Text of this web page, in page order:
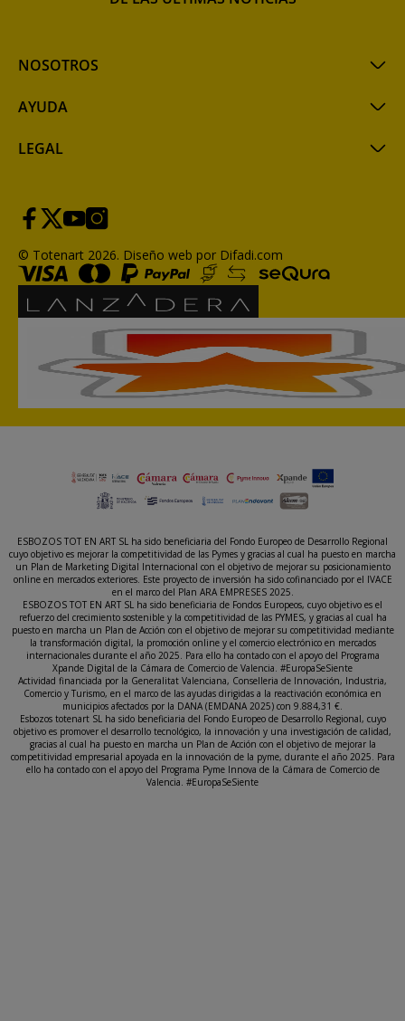
NOSOTROS
AYUDA
LEGAL
© Totenart 2026. Diseño web por Difadi.com
ESBOZOS TOT EN ART SL ha sido beneficiaria del Fondo Europeo de Desarrollo Regional
cuyo objetivo es mejorar la competitividad de las Pymes y gracias al cual ha puesto en marcha
un Plan de Marketing Digital Internacional con el objetivo de mejorar su posicionamiento
online en mercados exteriores. Este proyecto de inversión ha sido cofinanciado por el IVACE
en el marco del Plan ARA EMPRESES 2025.
ESBOZOS TOT EN ART SL ha sido beneficiaria de Fondos Europeos, cuyo objetivo es el
refuerzo del crecimiento sostenible y la competitividad de las PYMES, y gracias al cual ha
puesto en marcha un Plan de Acción con el objetivo de mejorar su competitividad mediante
la transformación digital, la promoción online y el comercio electrónico en mercados
internacionales durante el año 2025. Para ello ha contado con el apoyo del Programa
Xpande Digital de la Cámara de Comercio de Valencia. #EuropaSeSiente
Actividad financiada por la Generalitat Valenciana, Conselleria de Innovación, Industria,
Comercio y Turismo, en el marco de las ayudas dirigidas a la reactivación económica en
municipios afectados por la DANA (EMDANA 2025) con 9.884,31 €.
Esbozos totenart SL ha sido beneficiaria del Fondo Europeo de Desarrollo Regional, cuyo
objetivo es promover el desarrollo tecnológico, la innovación y una investigación de calidad,
gracias al cual ha puesto en marcha un Plan de Acción con el objetivo de mejorar la
competitividad empresarial apoyada en la innovación de la pyme, durante el año 2025. Para
ello ha contado con el apoyo del Programa Pyme Innova de la Cámara de Comercio de
Valencia. #EuropaSeSiente